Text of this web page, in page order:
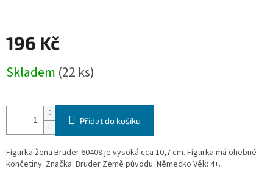
196 Kč
cena:
Skladem (22 ks)
Přidat do košíku
Figurka žena Bruder 60408 je vysoká cca 10,7 cm. Figurka má ohebné
končetiny. Značka: Bruder Země původu: Německo Věk: 4+.